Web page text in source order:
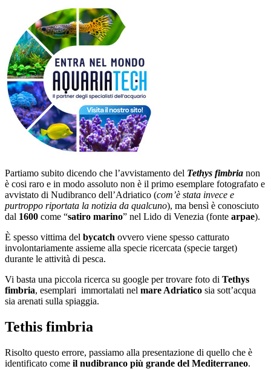
Partiamo subito dicendo che l’avvistamento del Tethys fimbria non
è cosi raro e in modo assoluto non è il primo esemplare fotografato e
avvistato di Nudibranco dell’Adriatico (com’è stata invece e
purtroppo riportata la notizia da qualcuno), ma bensì è conosciuto
dal 1600 come “satiro marino” nel Lido di Venezia (fonte arpae).
È spesso vittima del bycatch ovvero viene spesso catturato
involontariamente assieme alla specie ricercata (specie target)
durante le attività di pesca.
Vi basta una piccola ricerca su google per trovare foto di Tethys
fimbria, esemplari immortalati nel mare Adriatico sia sott’acqua
sia arenati sulla spiaggia.
Tethis fimbria
Risolto questo errore, passiamo alla presentazione di quello che è
identificato come il nudibranco più grande del Mediterraneo.